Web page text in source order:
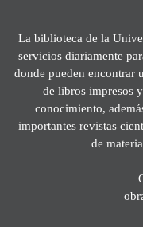
La biblioteca de la
servicios diariamente
donde pueden encontrar
de libros impresos
conocimiento,
importantes revistas
de